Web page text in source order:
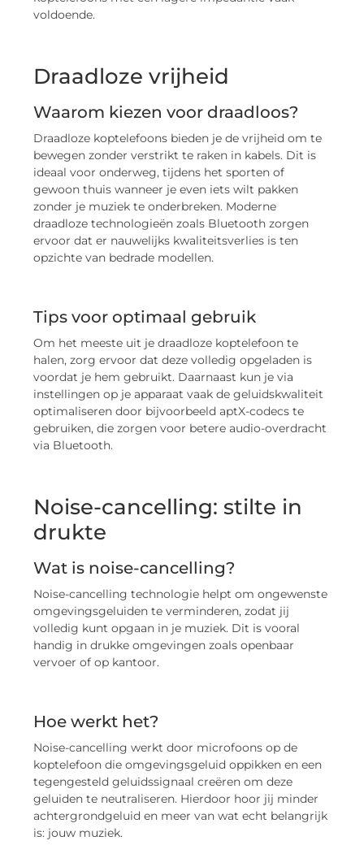
voldoende.
Draadloze vrijheid
Waarom kiezen voor draadloos?
Draadloze koptelefoons bieden je de vrijheid om te
bewegen zonder verstrikt te raken in kabels. Dit is
ideaal voor onderweg, tijdens het sporten of
gewoon thuis wanneer je even iets wilt pakken
zonder je muziek te onderbreken. Moderne
draadloze technologieën zoals Bluetooth zorgen
ervoor dat er nauwelijks kwaliteitsverlies is ten
opzichte van bedrade modellen.
Tips voor optimaal gebruik
Om het meeste uit je draadloze koptelefoon te
halen, zorg ervoor dat deze volledig opgeladen is
voordat je hem gebruikt. Daarnaast kun je via
instellingen op je apparaat vaak de geluidskwaliteit
optimaliseren door bijvoorbeeld aptX-codecs te
gebruiken, die zorgen voor betere audio-overdracht
via Bluetooth.
Noise-cancelling: stilte in
drukte
Wat is noise-cancelling?
Noise-cancelling technologie helpt om ongewenste
omgevingsgeluiden te verminderen, zodat jij
volledig kunt opgaan in je muziek. Dit is vooral
handig in drukke omgevingen zoals openbaar
vervoer of op kantoor.
Hoe werkt het?
Noise-cancelling werkt door microfoons op de
koptelefoon die omgevingsgeluid oppikken en een
tegengesteld geluidssignaal creëren om deze
geluiden te neutraliseren. Hierdoor hoor jij minder
achtergrondgeluid en meer van wat echt belangrijk
is: jouw muziek.